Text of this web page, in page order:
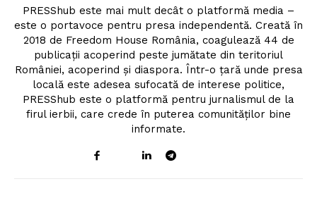
PRESShub este mai mult decât o platformă media –
este o portavoce pentru presa independentă. Creată în
2018 de Freedom House România, coagulează 44 de
publicații acoperind peste jumătate din teritoriul
României, acoperind și diaspora. Într-o țară unde presa
locală este adesea sufocată de interese politice,
PRESShub este o platformă pentru jurnalismul de la
firul ierbii, care crede în puterea comunităților bine
informate.